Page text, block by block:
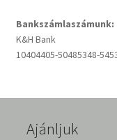
Bemutatkozás
Elérhetőségek
English Bible Talks
Képek
Bankszámlaszámunk:
K&H Bank
10404405-50485348-
Ajánljuk